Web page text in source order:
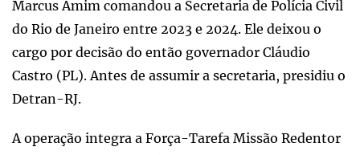
Marcus Amim comandou a Secretaria de Polícia Civil
do Rio de Janeiro entre 2023 e 2024. Ele deixou o
cargo por decisão do então governador Cláudio
Castro (PL). Antes de assumir a secretaria, presidiu o
Detran-RJ.
A operação integra a Força-Tarefa Missão Redentor